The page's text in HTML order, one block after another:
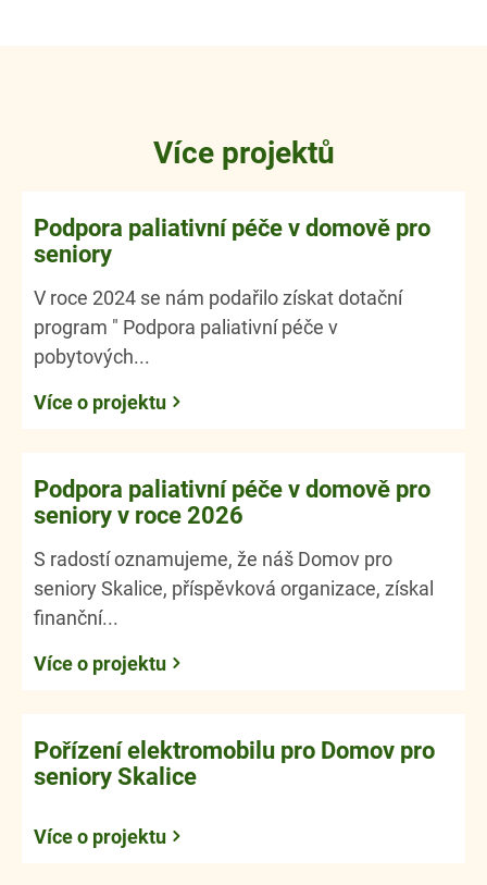
Více projektů
Podpora paliativní péče v domově pro
seniory
V roce 2024 se nám podařilo získat dotační
program " Podpora paliativní péče v
pobytových...
Více o projektu
Podpora paliativní péče v domově pro
seniory v roce 2026
S radostí oznamujeme, že náš Domov pro
seniory Skalice, příspěvková organizace, získal
finanční...
Více o projektu
Pořízení elektromobilu pro Domov pro
seniory Skalice
Více o projektu